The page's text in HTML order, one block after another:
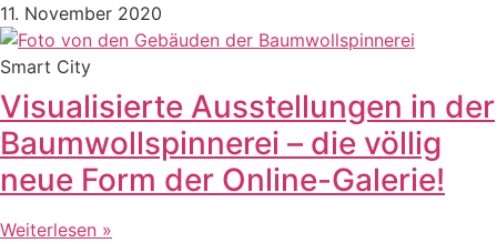
11. November 2020
Smart City
Visualisierte Ausstellungen in der
Baumwollspinnerei – die völlig
neue Form der Online-Galerie!
Weiterlesen »